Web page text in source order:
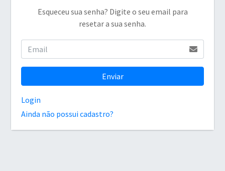
Esqueceu sua senha? Digite o seu email para
resetar a sua senha.
Enviar
Login
Ainda não possui cadastro?